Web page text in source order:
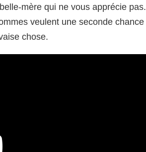
mère qui ne vous apprécie pas.
veulent une seconde chance
chose.